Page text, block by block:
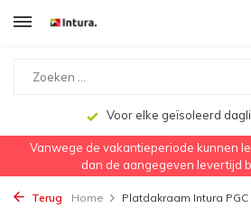
Voor elke geïsoleerd
Vanwege de vakantieperiode kunnen
dan de aangegeven levertijd
Terug Home Platdakraam Intura PGC